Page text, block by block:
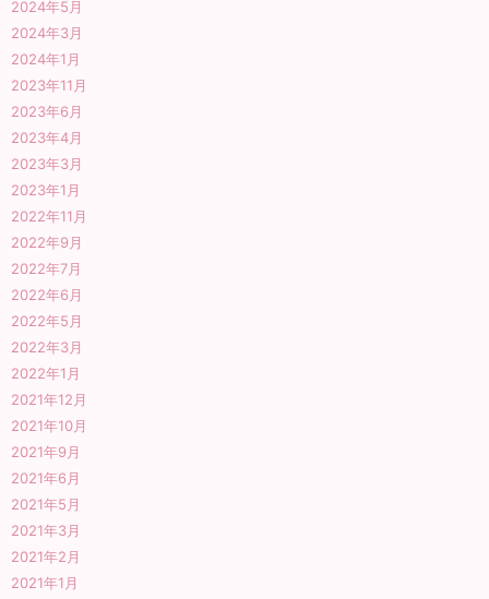
2024年5月
2024年3月
2024年1月
2023年11月
2023年6月
2023年4月
2023年3月
2023年1月
2022年11月
2022年9月
2022年7月
2022年6月
2022年5月
2022年3月
2022年1月
2021年12月
2021年10月
2021年9月
2021年6月
2021年5月
2021年3月
2021年2月
2021年1月